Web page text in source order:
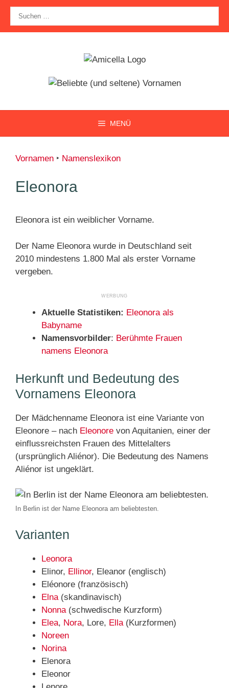
Zum
Inhalt
springen
nach:
MENÜ
Vornamen ‣ Namenslexikon
Eleonora
Eleonora ist ein weiblicher Vorname.
Der Name Eleonora wurde in Deutschland seit
2010 mindestens 1.800 Mal als erster Vorname
vergeben.
Aktuelle Statistiken: Eleonora als
Babyname
Namensvorbilder: Berühmte Frauen
namens Eleonora
Herkunft und Bedeutung des
Vornamens Eleonora
Der Mädchenname Eleonora ist eine Variante von
Eleonore – nach Eleonore von Aquitanien, einer der
einflussreichsten Frauen des Mittelalters
(ursprünglich Aliénor). Die Bedeutung des Namens
Aliénor ist ungeklärt.
In Berlin ist der Name Eleonora am beliebtesten.
Varianten
Leonora
Elinor, Ellinor, Eleanor (englisch)
Eléonore (französisch)
Elna (skandinavisch)
Nonna (schwedische Kurzform)
Elea, Nora, Lore, Ella (Kurzformen)
Noreen
Norina
Elenora
Eleonor